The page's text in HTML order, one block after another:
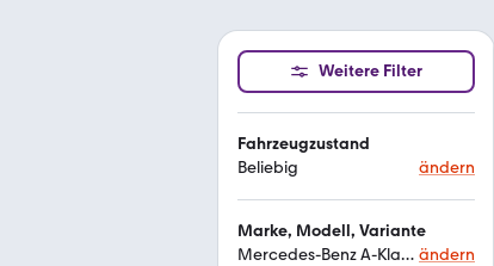
Weitere Filter
Fahrzeugzustand
Beliebig
ändern
Marke, Modell, Variante
Mercedes-Benz A-Klasse 210 ändern